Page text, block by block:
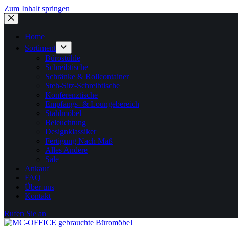
Zum Inhalt springen
Home
Sortiment
Bürostühle
Schreibtische
Schränke & Rollcontainer
Steh-Sitz-Schreibtische
Konferenztische
Empfangs- & Loungebereich
Stahlmöbel
Beleuchtung
Designklassiker
Fertigung Nach Maß
Alles Andere
Sale
Ankauf
FAQ
Über uns
Kontakt
Rufen Sie an